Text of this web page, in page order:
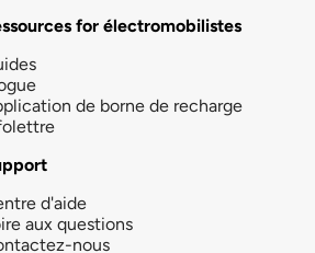
for électromobilistes
de borne de recharge
d'aide
aux questions
nous